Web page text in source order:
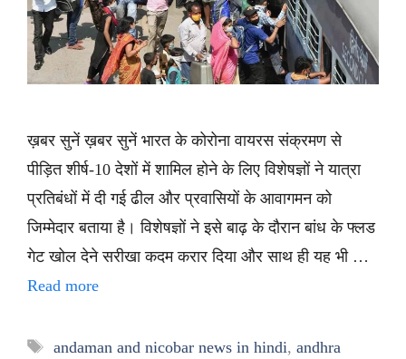
ख़बर सुनें ख़बर सुनें भारत के कोरोना वायरस संक्रमण से
पीड़ित शीर्ष-10 देशों में शामिल होने के लिए विशेषज्ञों ने यात्रा
प्रतिबंधों में दी गई ढील और प्रवासियों के आवागमन को
जिम्मेदार बताया है। विशेषज्ञों ने इसे बाढ़ के दौरान बांध के फ्लड
गेट खोल देने सरीखा कदम करार दिया और साथ ही यह भी …
Read more
Tags
andaman and nicobar news in hindi, andhra